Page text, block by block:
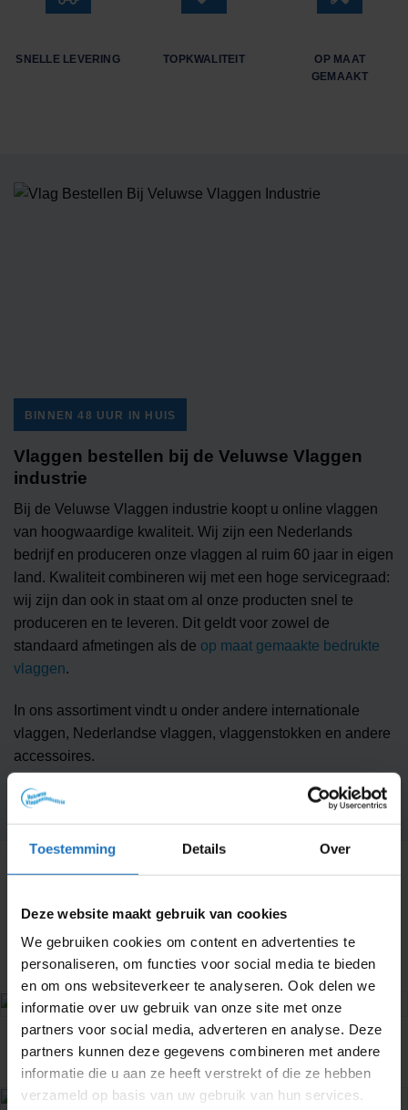
Toestemming Details Over
Deze website maakt gebruik van cookies
We gebruiken cookies om content en advertenties te
personaliseren, om functies voor social media te bieden
en om ons websiteverkeer te analyseren. Ook delen we
informatie over uw gebruik van onze site met onze
partners voor social media, adverteren en analyse. Deze
partners kunnen deze gegevens combineren met andere
informatie die u aan ze heeft verstrekt of die ze hebben
verzameld op basis van uw gebruik van hun services.
SNELLE LEVERING TOPKWALITEIT
OP MAAT
GEMAAKT
BINNEN 48 UUR IN HUIS
Vlaggen bestellen bij de Veluwse Vlaggen
industrie
Bij de Veluwse Vlaggen industrie koopt u online vlaggen
van hoogwaardige kwaliteit. Wij zijn een Nederlands
bedrijf en produceren onze vlaggen al ruim 60 jaar in eigen
land. Kwaliteit combineren wij met een hoge servicegraad:
wij zijn dan ook in staat om al onze producten snel te
produceren en te leveren. Dit geldt voor zowel de
standaard afmetingen als de op maat gemaakte bedrukte
vlaggen.
In ons assortiment vindt u onder andere internationale
vlaggen, Nederlandse vlaggen, vlaggenstokken en andere
accessoires.
Iets voor jou?
Een overzicht van onze méést populaire vlaggen. Zit er iets
VLAGGENMAST VOOR
THUIS
PROVINCIE WIMPELS
12 PRODUCTEN